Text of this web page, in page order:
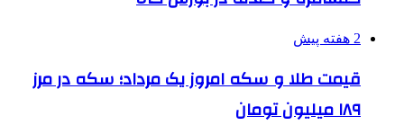
2 هفته پیش
قیمت طلا و سکه امروز یک مرداد؛ سکه در مرز
۱۸۹ میلیون تومان